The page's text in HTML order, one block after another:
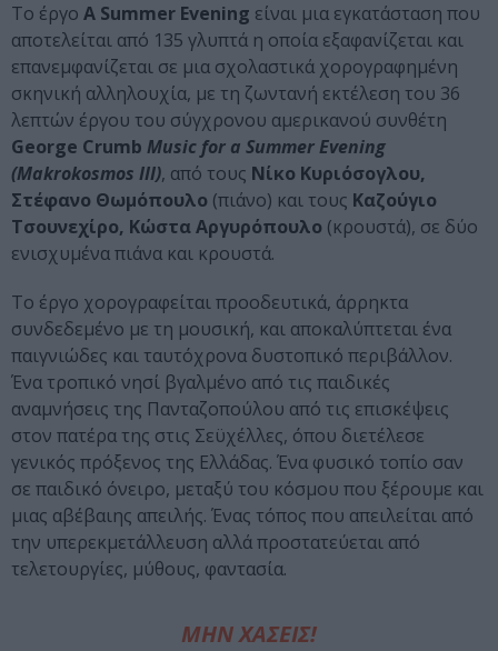
Το έργο A Summer Evening είναι μια εγκατάσταση που
αποτελείται από 135 γλυπτά η οποία εξαφανίζεται και
επανεμφανίζεται σε μια σχολαστικά χορογραφημένη
σκηνική αλληλουχία, με τη ζωντανή εκτέλεση του 36
λεπτών έργου του σύγχρονου αμερικανού συνθέτη
George Crumb Music for a Summer Evening
(Makrokosmos III), από τους Νίκο Κυριόσογλου,
Στέφανο Θωμόπουλο (πιάνο) και τους Καζούγιο
Τσουνεχίρο, Κώστα Αργυρόπουλο (κρουστά), σε δύο
ενισχυμένα πιάνα και κρουστά.
Το έργο χορογραφείται προοδευτικά, άρρηκτα
συνδεδεμένο με τη μουσική, και αποκαλύπτεται ένα
παιγνιώδες και ταυτόχρονα δυστοπικό περιβάλλον.
Ένα τροπικό νησί βγαλμένο από τις παιδικές
αναμνήσεις της Πανταζοπούλου από τις επισκέψεις
στον πατέρα της στις Σεϋχέλλες, όπου διετέλεσε
γενικός πρόξενος της Ελλάδας. Ένα φυσικό τοπίο σαν
σε παιδικό όνειρο, μεταξύ του κόσμου που ξέρουμε και
μιας αβέβαιης απειλής. Ένας τόπος που απειλείται από
την υπερεκμετάλλευση αλλά προστατεύεται από
τελετουργίες, μύθους, φαντασία.
ΜΗΝ ΧΑΣΕΙΣ!